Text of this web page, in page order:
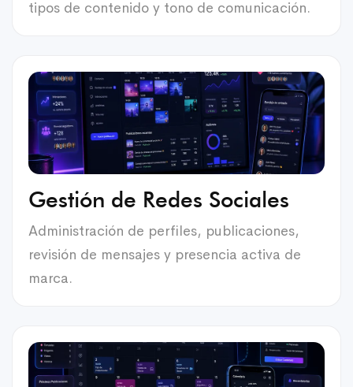
tipos de contenido y tono de comunicación.
Gestión de Redes Sociales
Administración de perfiles, publicaciones,
revisión de mensajes y presencia activa de
marca.